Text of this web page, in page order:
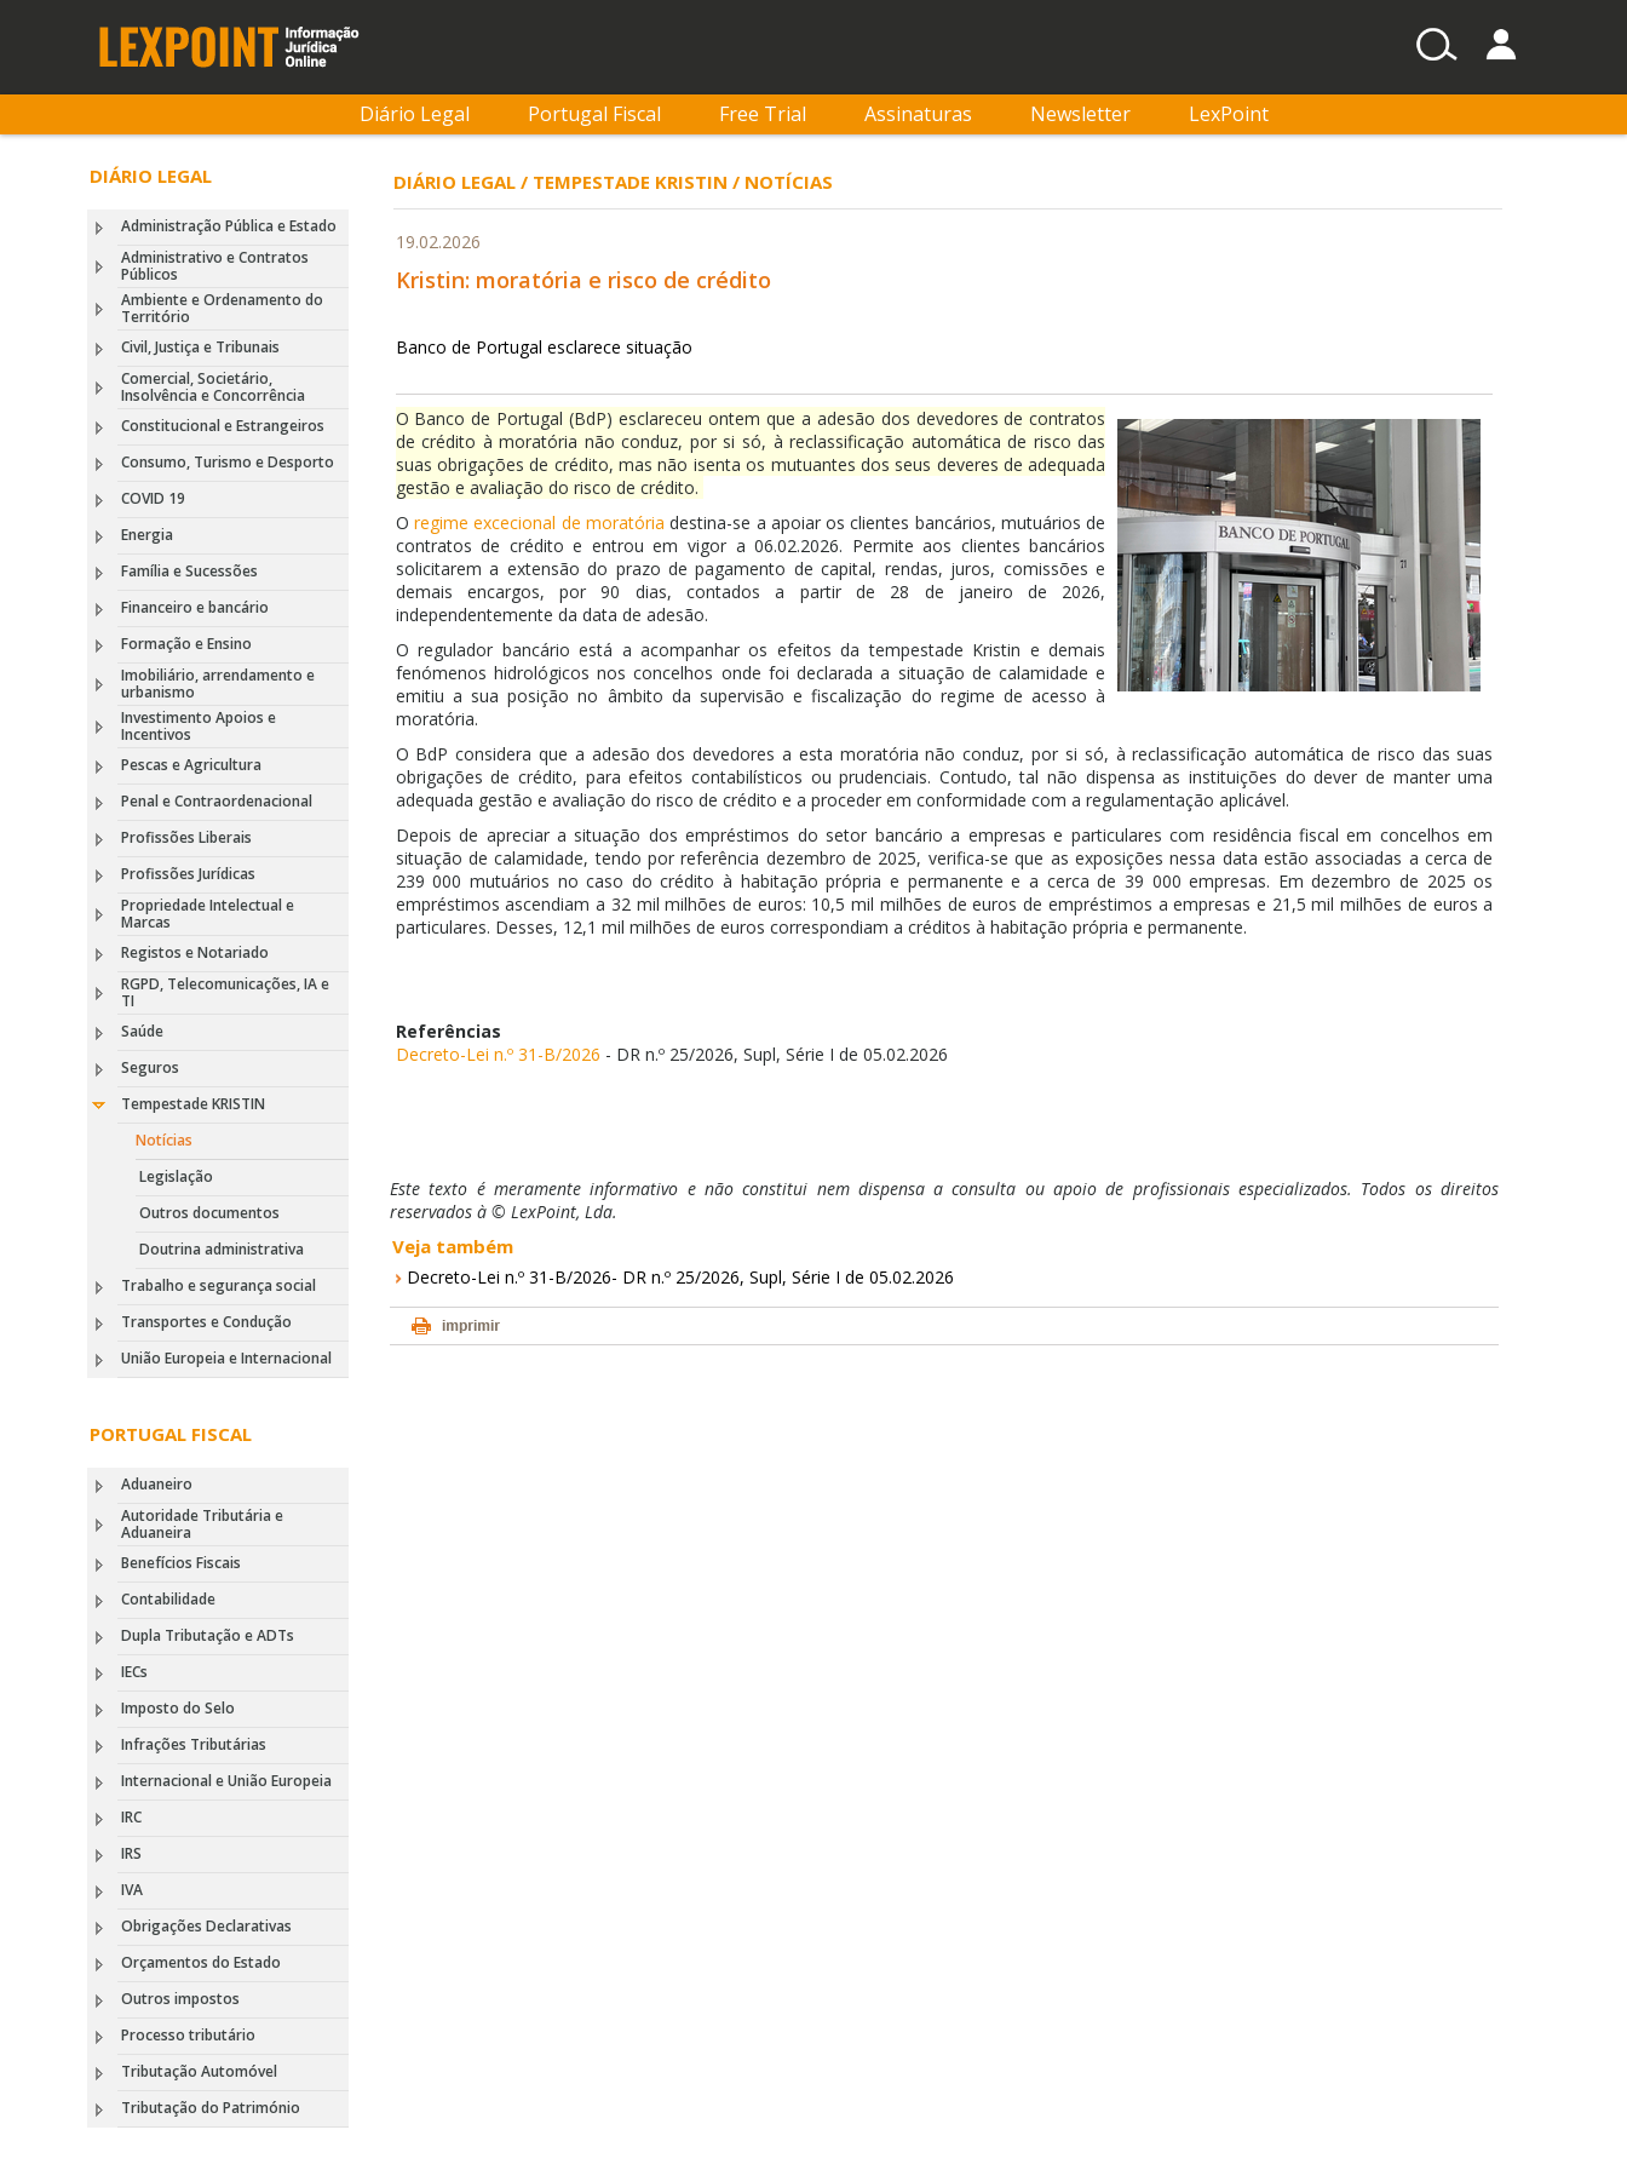
Diário Legal Portugal Fiscal Free Trial Assinaturas Newsletter LexPoint
DIÁRIO LEGAL
Administração Pública e Estado
Administrativo e Contratos
Públicos
Ambiente e Ordenamento do
Território
Civil, Justiça e Tribunais
Comercial, Societário,
Insolvência e Concorrência
Constitucional e Estrangeiros
Consumo, Turismo e Desporto
COVID 19
Energia
Família e Sucessões
Financeiro e bancário
Formação e Ensino
Imobiliário, arrendamento e
urbanismo
Investimento Apoios e
Incentivos
Pescas e Agricultura
Penal e Contraordenacional
Profissões Liberais
Profissões Jurídicas
Propriedade Intelectual e
Marcas
Registos e Notariado
RGPD, Telecomunicações, IA e
TI
Saúde
Seguros
Tempestade KRISTIN
Notícias
Legislação
Outros documentos
Doutrina administrativa
Trabalho e segurança social
Transportes e Condução
União Europeia e Internacional
PORTUGAL FISCAL
Aduaneiro
Autoridade Tributária e
Aduaneira
Benefícios Fiscais
Contabilidade
Dupla Tributação e ADTs
IECs
Imposto do Selo
Infrações Tributárias
Internacional e União Europeia
IRC
IRS
IVA
Obrigações Declarativas
Orçamentos do Estado
Outros impostos
Processo tributário
Tributação Automóvel
Tributação do Património
DIÁRIO LEGAL / TEMPESTADE KRISTIN / NOTÍCIAS
19.02.2026
Kristin: moratória e risco de crédito
Banco de Portugal esclarece situação
O Banco de Portugal (BdP) esclareceu ontem que a adesão dos devedores de contratos
de crédito à moratória não conduz, por si só, à reclassificação automática de risco das
suas obrigações de crédito, mas não isenta os mutuantes dos seus deveres de adequada
gestão e avaliação do risco de crédito.
O regime excecional de moratória destina-se a apoiar os clientes bancários, mutuários de
contratos de crédito e entrou em vigor a 06.02.2026. Permite aos clientes bancários
solicitarem a extensão do prazo de pagamento de capital, rendas, juros, comissões e
demais encargos, por 90 dias, contados a partir de 28 de janeiro de 2026,
independentemente da data de adesão.
O regulador bancário está a acompanhar os efeitos da tempestade Kristin e demais
fenómenos hidrológicos nos concelhos onde foi declarada a situação de calamidade e
emitiu a sua posição no âmbito da supervisão e fiscalização do regime de acesso à
moratória.
O BdP considera que a adesão dos devedores a esta moratória não conduz, por si só, à reclassificação automática de risco das suas
obrigações de crédito, para efeitos contabilísticos ou prudenciais. Contudo, tal não dispensa as instituições do dever de manter uma
adequada gestão e avaliação do risco de crédito e a proceder em conformidade com a regulamentação aplicável.
Depois de apreciar a situação dos empréstimos do setor bancário a empresas e particulares com residência fiscal em concelhos em
situação de calamidade, tendo por referência dezembro de 2025, verifica-se que as exposições nessa data estão associadas a cerca de
239 000 mutuários no caso do crédito à habitação própria e permanente e a cerca de 39 000 empresas. Em dezembro de 2025 os
empréstimos ascendiam a 32 mil milhões de euros: 10,5 mil milhões de euros de empréstimos a empresas e 21,5 mil milhões de euros a
particulares. Desses, 12,1 mil milhões de euros correspondiam a créditos à habitação própria e permanente.
Referências
Decreto-Lei n.º 31-B/2026 - DR n.º 25/2026, Supl, Série I de 05.02.2026
Este texto é meramente informativo e não constitui nem dispensa a consulta ou apoio de profissionais especializados. Todos os direitos
reservados à © LexPoint, Lda.
Veja também
Decreto-Lei n.º 31-B/2026- DR n.º 25/2026, Supl, Série I de 05.02.2026